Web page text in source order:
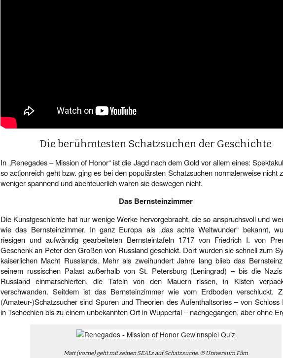
Die berühmtesten Schatzsuchen der Geschichte
In „Renegades – Mission of Honor“ ist die Jagd nach dem Gold vor allem eines:
so actionreich geht bzw. ging es bei den populärsten Schatzsuchen normalerweise nicht
weniger spannend und abenteuerlich waren sie deswegen nicht.
Das Bernsteinzimmer
Die Kunstgeschichte hat nur wenige Werke hervorgebracht, die so anspruchsvoll und
wie das Bernsteinzimmer. In ganz Europa als „das achte Weltwunder“ bekannt,
riesigen und aufwändig gearbeiteten Bernsteintafeln 1717 von Friedrich I. von
Geschenk an Peter den Großen von Russland geschickt. Dort wurden sie schnell zum
kaiserlichen Macht Russlands. Mehr als zweihundert Jahre lang blieb das
seinem russischen Palast außerhalb von St. Petersburg (Leningrad) – bis die
Russland einmarschierten, die Tafeln von den Mauern rissen, in Kisten
verschwanden. Seitdem ist das Bernsteinzimmer wie vom Erdboden verschluckt.
(Amateur-)Schatzsucher sind Spuren und Theorien des Aufenthaltsortes – von Schloss
in Tschechien bis zu einem unbekannten Ort in Wuppertal – nachgegangen, aber ohne
Matt (vorne) geht mit seinen SEALs auf Schatzsuche. © Universum Film